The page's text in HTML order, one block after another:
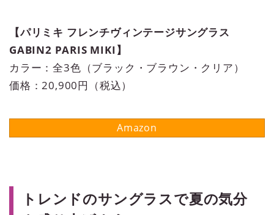
【パリミキ フレンチヴィンテージサングラス
GABIN2 PARIS MIKI】
カラー：全3色（ブラック・ブラウン・クリア）
価格：20,900円（税込）
トレンドのサングラスで夏の気分